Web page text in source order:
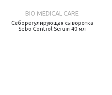
BIO MEDICAL CARE
Себорегулирующая сыворотка
Sebo-Control Serum 40 мл